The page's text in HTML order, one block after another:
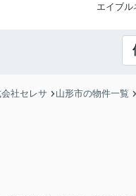
エイブル
社セレサ 山形市の物件一覧